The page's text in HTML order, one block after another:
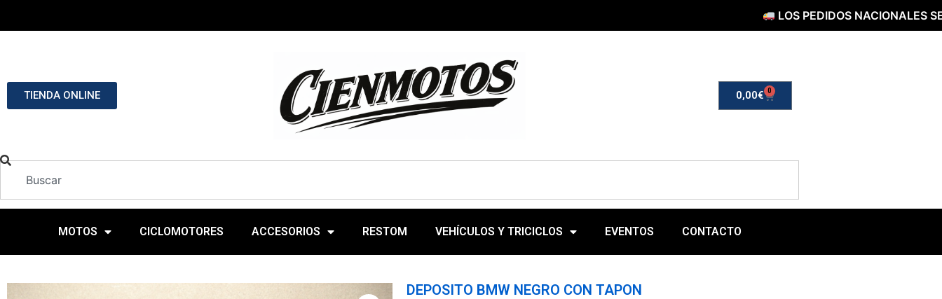
LOS PEDIDOS NACIONALES SERÁN
TIENDA ONLINE 0,00€ 0
MOTOS CICLOMOTORES ACCESORIOS RESTOM VEHÍCULOS Y TRICICLOS EVENTOS CONTACTO
DEPOSITO BMW NEGRO CON TAPON